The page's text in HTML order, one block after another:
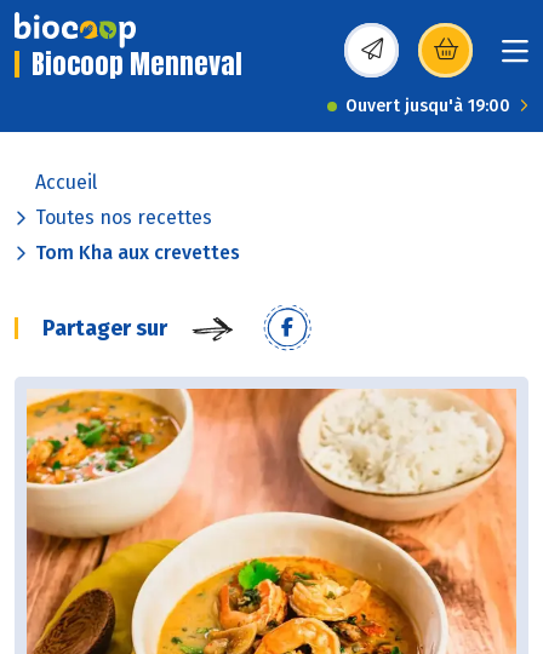
Biocoop Menneval (s’ouvre dans une
Ouvert jusqu'à 19:00
Accueil
Toutes nos recettes
Tom Kha aux crevettes
Partager sur